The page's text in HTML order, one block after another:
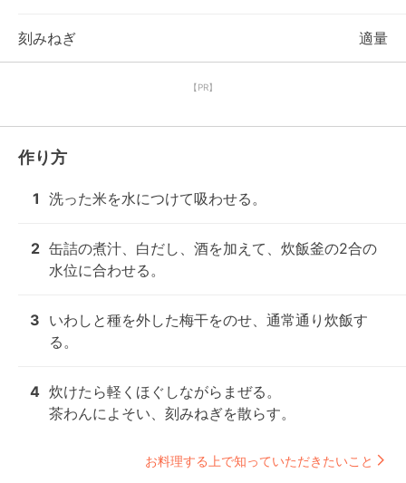
刻みねぎ 適量
【PR】
作り方
1 洗った米を水につけて吸わせる。
2 缶詰の煮汁、白だし、酒を加えて、炊飯釜の2合の
水位に合わせる。
3 いわしと種を外した梅干をのせ、通常通り炊飯す
る。
4 炊けたら軽くほぐしながらまぜる。
茶わんによそい、刻みねぎを散らす。
お料理する上で知っていただきたいこと